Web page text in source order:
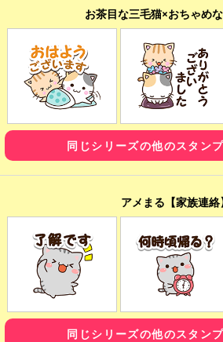
お茶目な三毛猫×おちゃめ
同じシリーズの他のスタン
アメまる【家族連絡】
同じシリーズの他のスタン